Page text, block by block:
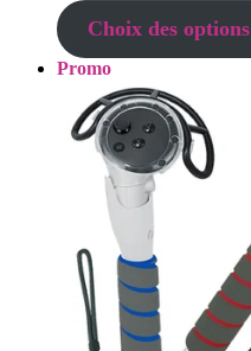
initial
actuel
Choix des options
PromoProduit
en
promotion